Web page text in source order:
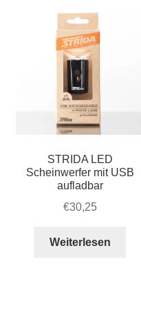
STRIDA LED
Scheinwerfer mit USB
aufladbar
€30,25
Weiterlesen